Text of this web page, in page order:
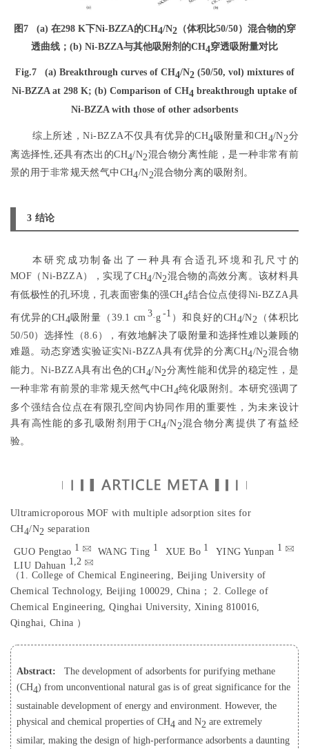
图7 (a) 在298 K下Ni-BZZA的CH4/N2（体积比50/50）混合物的穿
透曲线；(b) Ni-BZZA与其他吸附剂的CH4穿透吸附量对比
Fig.7 (a) Breakthrough curves of CH4/N2(50/50, vol) mixtures of
Ni-BZZA at 298 K; (b) Comparison of CH4 breakthrough uptake of
Ni-BZZA with those of other adsorbents
综上所述，Ni-BZZA不仅具有优异的CH4 吸附量和CH4/N2分
离选择性,还具有杰出的CH4/N2混合物分离性能，是一种非常有前
景的用于非常规天然气中CH4/N2混合物分离的吸附剂。
3 结论
本研究成功制备出了一种具有合适孔环境和孔尺寸的
MOF（Ni-BZZA），实现了CH4/N2混合物的高效分离。该材料具
有低极性的孔环境，孔表面密集的强CH4结合位点使得Ni-BZZA具
有优异的CH4吸附量（39.1 cm 3·g -1 ）和良好的CH4/N2 （体积比
50/50）选择性（8.6），有效地解决了吸附量和选择性难以兼顾的
难题。动态穿透实验证实Ni-BZZA具有优异的分离CH4/N2混合物
能力。Ni-BZZA具有出色的CH4/N2分离性能和优异的稳定性，是
一种非常有前景的非常规天然气中CH4纯化吸附剂。本研究强调了
多个强结合位点在有限孔空间内协同作用的重要性，为未来设计
具有高性能的多孔吸附剂用于CH4/N2混合物分离提供了有益经
验。
Ultramicroporous MOF with multiple adsorption sites for
CH4/N2 separation
GUO Pengtao 1 WANG Ting 1 XUE Bo 1 YING Yunpan 1
LIU Dahuan 1,2
（ 1. College of Chemical Engineering, Beijing University of
Chemical Technology, Beijing 100029, China；
2. College of
Chemical Engineering, Qinghai University, Xining 810016,
Qinghai, China ）
Abstract:
The development of adsorbents for purifying methane
(CH4) from unconventional natural gas is of great significance for the
sustainable development of energy and environment. However, the
physical and chemical properties of CH4 and N2 are extremely
similar, making the design of high-performance adsorbents a daunting